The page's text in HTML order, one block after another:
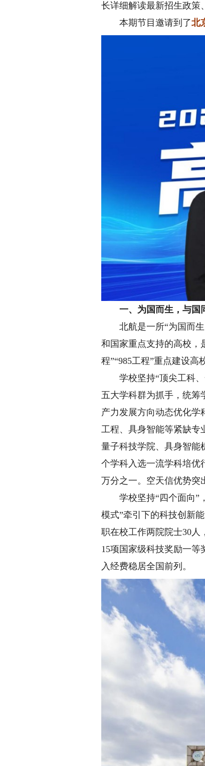
长详细解读最新招生政策
本期节目邀请到了北
一、为国而生，与国
北航是一所“为国而生
和国家重点支持的高校，
程”“985工程”重点建设高
学校坚持“顶尖工科、
五大学科群为抓手，统筹
产力发展方向动态优化学
工程、具身智能等紧缺专
量子科技学院、具身智能
个学科入选一流学科培优
万分之一。空天信优势突
学校坚持“四个面向”，
模式”牵引下的科技创新
职在校工作两院院士30人
15项国家级科技奖励一
入经费稳居全国前列。